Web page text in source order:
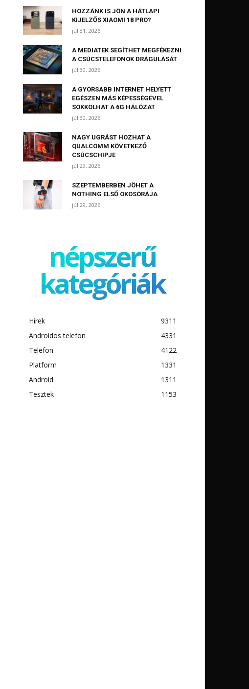
HOZZÁNK IS JÖN A HÁTLAPI
KIJELZŐS XIAOMI 18 PRO?
júl 31, 2026
A MEDIATEK SEGÍTHET MEGFÉKEZNI
A CSÚCSTELEFONOK DRÁGULÁSÁT
júl 30, 2026
A GYORSABB INTERNET HELYETT
EGÉSZEN MÁS KÉPESSÉGÉVEL
SOKKOLHAT A 6G HÁLÓZAT
júl 30, 2026
NAGY UGRÁST HOZHAT A
QUALCOMM KÖVETKEZŐ
CSÚCSCHIPJE
júl 29, 2026
SZEPTEMBERBEN JÖHET A
NOTHING ELSŐ OKOSÓRÁJA
júl 29, 2026
népszerű
kategóriák
Hírek
9311
Androidos telefon
4331
Telefon
4122
Platform
1331
Android
1311
Tesztek
1153